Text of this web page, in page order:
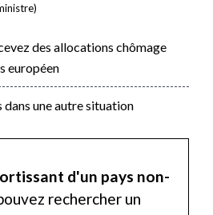
des allocations chômage
européen
dans une autre situation
d'un pays non-
rechercher un